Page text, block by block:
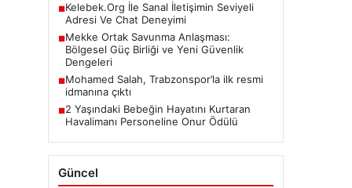
■Kelebek.Org İle Sanal İletişimin Seviyeli
Adresi Ve Chat Deneyimi
■Mekke Ortak Savunma Anlaşması:
Bölgesel Güç Birliği ve Yeni Güvenlik
Dengeleri
■Mohamed Salah, Trabzonspor’la ilk resmi
idmanına çıktı
■2 Yaşındaki Bebeğin Hayatını Kurtaran
Havalimanı Personeline Onur Ödülü
Güncel